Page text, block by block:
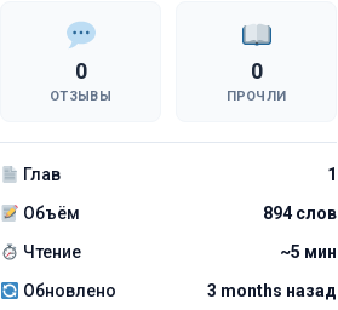
0
ОТЗЫВЫ
0
ПРОЧЛИ
Глав
1
Объём
894 слов
Чтение
~5 мин
Обновлено
3 months назад